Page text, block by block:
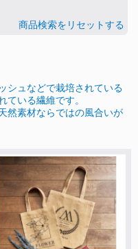
商品検索をリセットする
シュなどで栽培されている
ている繊維です。
然素材ならではの風合いが